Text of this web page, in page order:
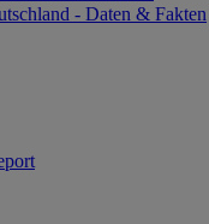
- Daten & Fakten